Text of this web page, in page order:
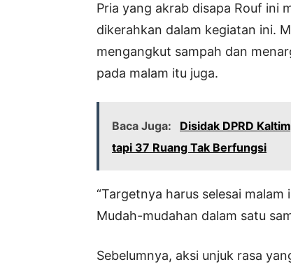
Pria yang akrab disapa Rouf ini
dikerahkan dalam kegiatan ini.
mengangkut sampah dan
pada malam itu juga.
Baca Juga:
Disidak DPRD
tapi 37 Ruang Tak Berfungsi
“Targetnya harus selesai
Mudah-mudahan dalam satu
Sebelumnya, aksi unjuk rasa